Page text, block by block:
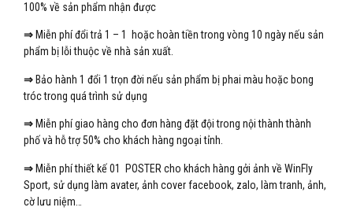
100% về sản phẩm nhận được
⇒ Miễn phí đổi trả 1 – 1 hoặc hoàn tiền trong vòng 10 ngày nếu sản
phẩm bị lỗi thuộc về nhà sản xuất.
⇒ Bảo hành 1 đổi 1 trọn đời nếu sản phẩm bị phai màu hoặc bong
tróc trong quá trình sử dụng
⇒ Miễn phí giao hàng cho đơn hàng đặt đội trong nội thành thành
phố và hỗ trợ 50% cho khách hàng ngoại tỉnh.
⇒ Miễn phí thiết kế 01 POSTER cho khách hàng gởi ảnh về WinFly
Sport, sử dụng làm avater, ảnh cover facebook, zalo, làm tranh, ảnh,
cờ lưu niệm…